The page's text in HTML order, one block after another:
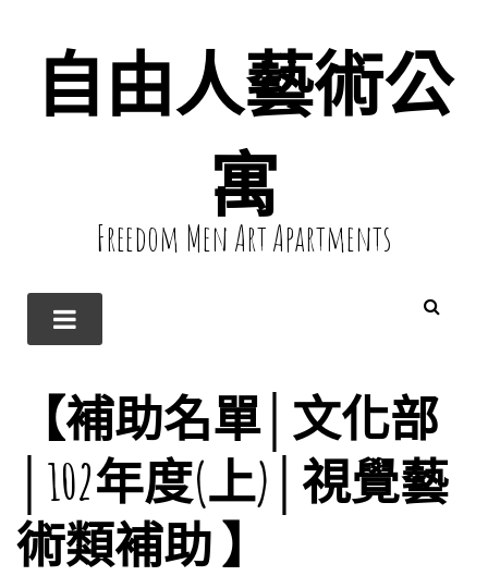
自由人藝術公
寓
Freedom Men Art Apartments
【補助名單│文化部
│102年度(上)│視覺藝
術類補助 】